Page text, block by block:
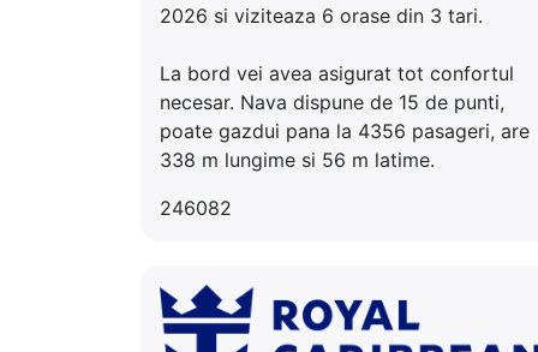
2026 si viziteaza 6 orase din 3 tari.
La bord vei avea asigurat tot confortul
necesar. Nava dispune de 15 de punti,
poate gazdui pana la 4356 pasageri, are
338 m lungime si 56 m latime.
246082